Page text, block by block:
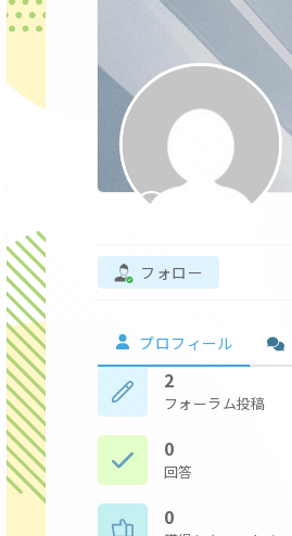
フォロー
プロフィール
2
フォーラム投稿
0
回答
0